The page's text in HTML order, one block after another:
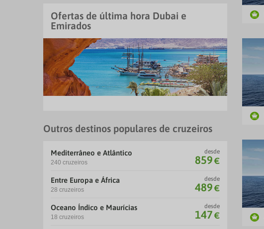
Ofertas de última hora Dubai e
Emirados
Outros destinos populares de cruzeiros
Mediterrâneo e Atlântico
240 cruzeiros
desde
859 €
Entre Europa e África
28 cruzeiros
desde
489 €
Oceano Índico e Maurícias
18 cruzeiros
desde
147 €